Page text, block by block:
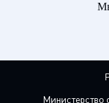
Министерство